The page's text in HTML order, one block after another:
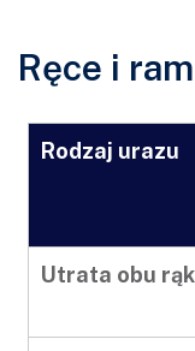
Ręce i
Rodzaj urazu
Utrata obu rąk